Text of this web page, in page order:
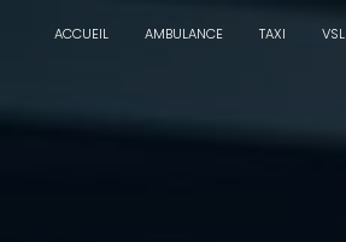
ACCUEIL AMBULANCE TAXI VSL